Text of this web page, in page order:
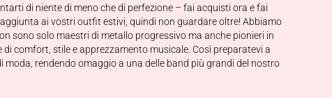
di niente di meno che di perfezione – fai acquisti ora e fai
ai vostri outfit estivi, quindi non guardare oltre! Abbiamo
sono solo maestri di metallo progressivo ma anche pionieri in
comfort, stile e apprezzamento musicale. Così preparatevi a
rendendo omaggio a una delle band più grandi del nostro